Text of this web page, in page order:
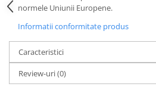
normele Uniunii Europene.
Informatii conformitate produs
Caracteristici
Review-uri(0)